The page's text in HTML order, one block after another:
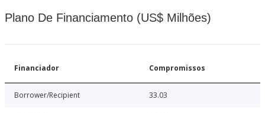
Plano De Financiamento (US$ Milhões)
Financiador Compromissos
Borrower/Recipient 33.03